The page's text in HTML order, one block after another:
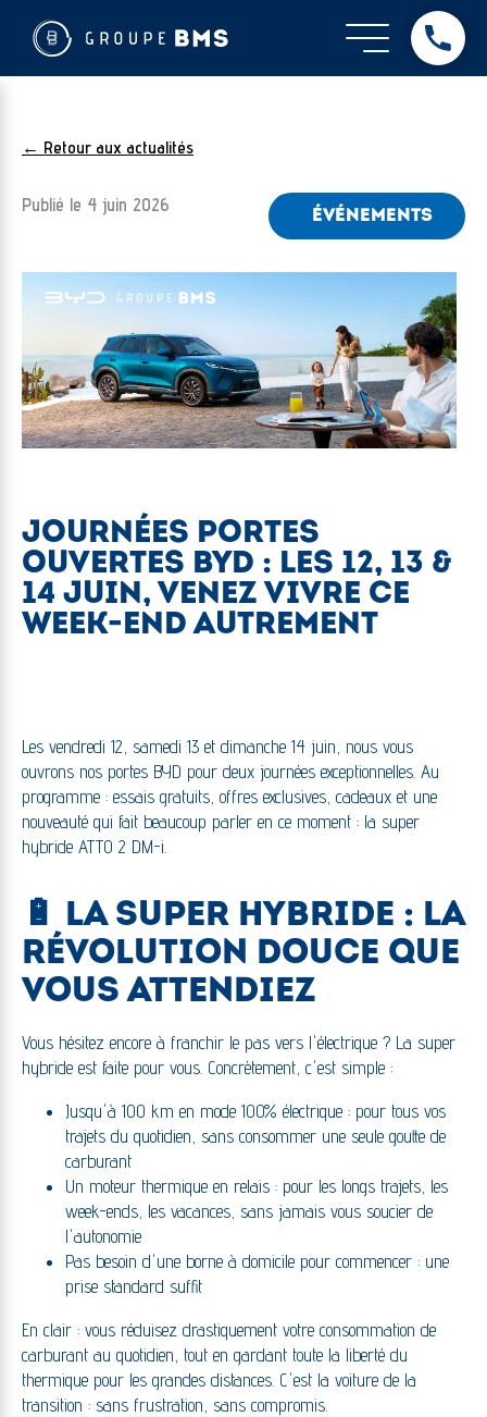
← Retour aux actualités
Publié le 4 juin 2026
ÉVÉNEMENTS
JOURNÉES PORTES
OUVERTES BYD : LES 12, 13 &
14 JUIN, VENEZ VIVRE CE
WEEK-END AUTREMENT
Les vendredi 12, samedi 13 et dimanche 14 juin, nous vous
ouvrons nos portes BYD pour deux journées exceptionnelles. Au
programme : essais gratuits, offres exclusives, cadeaux et une
nouveauté qui fait beaucoup parler en ce moment : la super
hybride ATTO 2 DM-i.
🔋 LA SUPER HYBRIDE : LA
RÉVOLUTION DOUCE QUE
VOUS ATTENDIEZ
Vous hésitez encore à franchir le pas vers l'électrique ? La super
hybride est faite pour vous. Concrètement, c'est simple :
Jusqu'à 100 km en mode 100% électrique : pour tous vos
trajets du quotidien, sans consommer une seule goutte de
carburant
Un moteur thermique en relais : pour les longs trajets, les
week-ends, les vacances, sans jamais vous soucier de
l'autonomie
Pas besoin d'une borne à domicile pour commencer : une
prise standard suffit
En clair : vous réduisez drastiquement votre consommation de
carburant au quotidien, tout en gardant toute la liberté du
thermique pour les grandes distances. C'est la voiture de la
transition : sans frustration, sans compromis.